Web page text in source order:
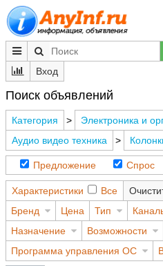
Вход
Поиск объявлений
Категория > Электроника и
Аудио видео техника
>
Предложение Спрос
Характеристики Все
Бренд
Цена Тип
Назначение
Возможности
Программа управления ОС